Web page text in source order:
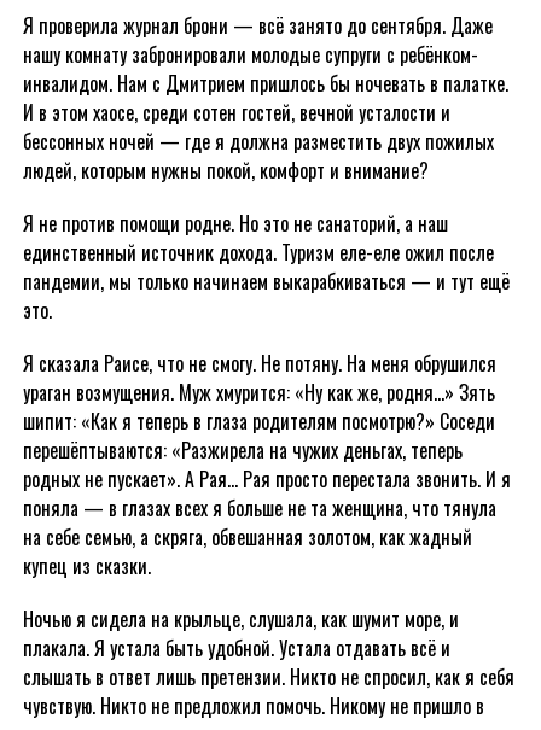
Я проверила журнал брони — всё занято до сентября. Даже
нашу комнату забронировали молодые супруги с ребёнком-
инвалидом. Нам с Дмитрием пришлось бы ночевать в палатке.
И в этом хаосе, среди сотен гостей, вечной усталости и
бессонных ночей — где я должна разместить двух пожилых
людей, которым нужны покой, комфорт и внимание?
Я не против помощи родне. Но это не санаторий, а наш
единственный источник дохода. Туризм еле-еле ожил после
пандемии, мы только начинаем выкарабкиваться — и тут ещё
это.
Я сказала Раисе, что не смогу. Не потяну. На меня обрушился
ураган возмущения. Муж хмурится: «Ну как же, родня…» Зять
шипит: «Как я теперь в глаза родителям посмотрю?» Соседи
перешёптываются: «Разжирела на чужих деньгах, теперь
родных не пускает». А Рая… Рая просто перестала звонить. И я
поняла — в глазах всех я больше не та женщина, что тянула
на себе семью, а скряга, обвешанная золотом, как жадный
купец из сказки.
Ночью я сидела на крыльце, слушала, как шумит море, и
плакала. Я устала быть удобной. Устала отдавать всё и
слышать в ответ лишь претензии. Никто не спросил, как я себя
чувствую. Никто не предложил помочь. Никому не пришло в